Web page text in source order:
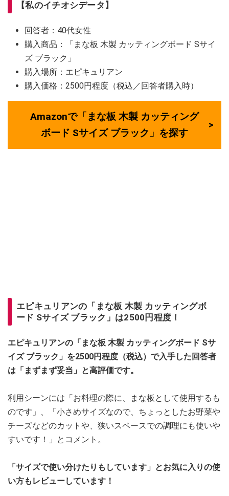
【私のイチオシデータ】
回答者：40代女性
購入商品：「まな板 木製 カッティングボード Sサイ
ズ ブラック」
購入場所：エピキュリアン
購入価格：2500円程度（税込／回答者購入時）
Amazonで「まな板 木製 カッティング
ボード Sサイズ ブラック」を探す
エピキュリアンの「まな板 木製 カッティングボ
ード Sサイズ ブラック」は2500円程度！
エピキュリアンの「まな板 木製 カッティングボード Sサ
イズ ブラック」を2500円程度（税込）で入手した回答者
は「まずまず妥当」と高評価です。
利用シーンには「お料理の際に、まな板として使用するも
のです」、「小さめサイズなので、ちょっとしたお野菜や
チーズなどのカットや、狭いスペースでの調理にも使いや
すいです！」とコメント。
「サイズで使い分けたりもしています」とお気に入りの使
い方もレビューしています！